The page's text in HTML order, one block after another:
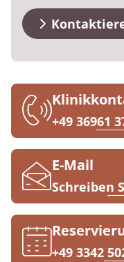
Anreise
Kosten &
Kinder-und
Geriatrie
Gynäkologie
HTS & Cochlea
Long Covid
Onkologie
Prävention
Qualität &
Energiepolitik
Ihr Weg zu
Kosten &
Reha Checkliste
Zuweiser
Über MEDIAN
Kooperationen
Presse
+49 36961
E-Mail
Schreiben
+49 3342